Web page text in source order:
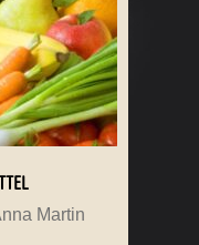
Martin